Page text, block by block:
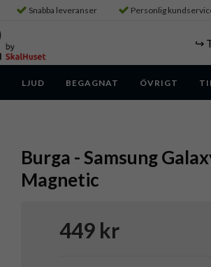
Snabba leveranser Personlig
↪️
LJUD BEGAGNAT ÖVRIGT
Burga - Samsung
Magnetic
449 kr